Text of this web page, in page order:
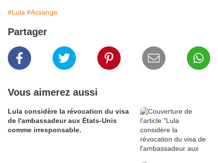
#Lula #Assange
Partager
Vous aimerez aussi
Lula considère la révocation du visa
de l'ambassadeur aux États-Unis
comme irresponsable.